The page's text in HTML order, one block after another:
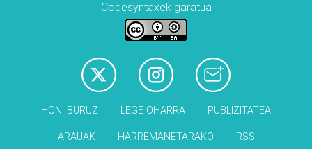
Codesyntaxek garatua
HONI BURUZ LEGE OHARRA PUBLIZITATEA
ARAUAK HARREMANETARAKO RSS